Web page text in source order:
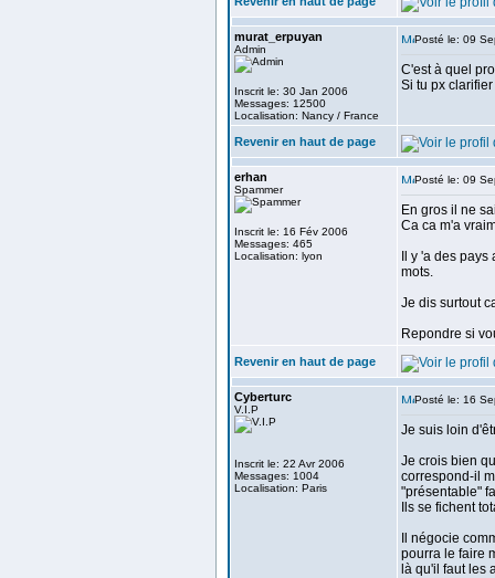
murat_erpuyan
Admin
Inscrit le: 30 Jan 2006
Messages: 12500
Localisation: Nancy / France
Posté le: 09
C'est à quel
Si tu px
Revenir en haut de page
erhan
Spammer
Inscrit le: 16 Fév 2006
Messages: 465
Localisation: lyon
Posté le: 09
En gros il ne
Ca ca m'a
Il y 'a des
mots.
Je dis surtout
Repondre si
Revenir en haut de page
Cyberturc
V.I.P
Inscrit le: 22 Avr 2006
Messages: 1004
Localisation: Paris
Posté le: 16
Je suis loin
Je crois bien
correspond-il
"présentable"
Ils se fichent
Il négocie
pourra le faire
là qu'il faut les